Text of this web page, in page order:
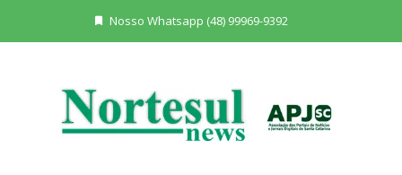
Nosso Whatsapp (48) 99969-9392